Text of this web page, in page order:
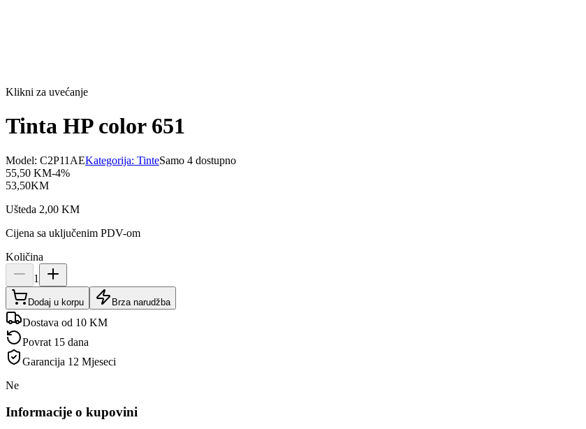
Klikni za uvećanje
Tinta HP color 651
Model: C2P11AEKategorija: TinteSamo 4 dostupno
55,50 KM-4%
53,50KM
Ušteda 2,00 KM
Cijena sa uključenim PDV-om
Količina
1
Dodaj u korpu Brza narudžba
Dostava od 10 KM
Povrat 15 dana
Garancija 12 Mjeseci
Ne
Informacije o kupovini